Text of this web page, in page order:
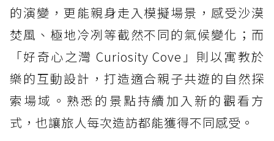
的演變，更能親身走入模擬場景，感受沙漠
焚風、極地冷冽等截然不同的氣候變化；而
「好奇心之灣 Curiosity Cove」則以寓教於
樂的互動設計，打造適合親子共遊的自然探
索場域。熟悉的景點持續加入新的觀看方
式，也讓旅人每次造訪都能獲得不同感受。